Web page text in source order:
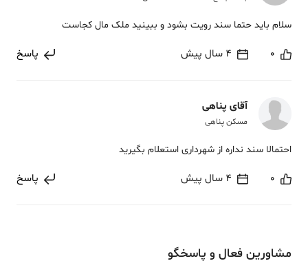
سلام باید حتما سند رویت بشود و ببینید ملک مال کجاست
0 4 سال پیش پاسخ
آقای پناهی
مسکن پناهی
احتمالا سند نداره از شهرداری استعلام بگیرید
0 4 سال پیش پاسخ
مشاورین فعال و پاسخگو